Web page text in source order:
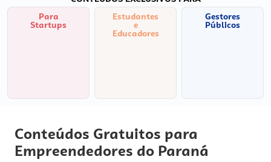
Para
Startups
Estudantes
e
Educadores
Gestores
Públicos
Conteúdos Gratuitos para
Empreendedores do Paraná